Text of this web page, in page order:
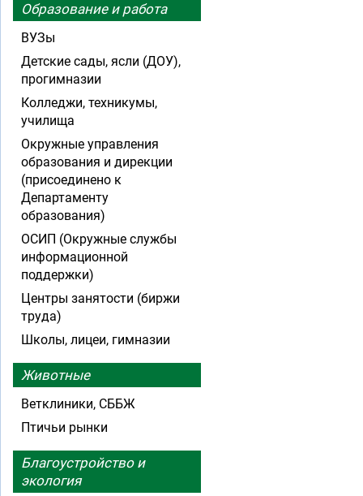
Образование и работа
ВУЗы
Детские сады, ясли (ДОУ),
прогимназии
Колледжи, техникумы,
училища
Окружные управления
образования и дирекции
(присоединено к
Департаменту
образования)
ОСИП (Окружные службы
информационной
поддержки)
Центры занятости (биржи
труда)
Школы, лицеи, гимназии
Животные
Ветклиники, СББЖ
Птичьи рынки
Благоустройство и
экология